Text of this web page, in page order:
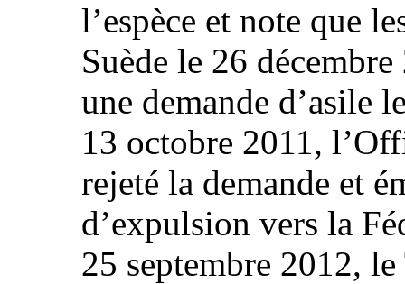
l’espèce et note que
Suède le 26
une demande d’asile
13 octobre 2011,
rejeté la demande et
d’expulsion vers la
25 septembre 2012,